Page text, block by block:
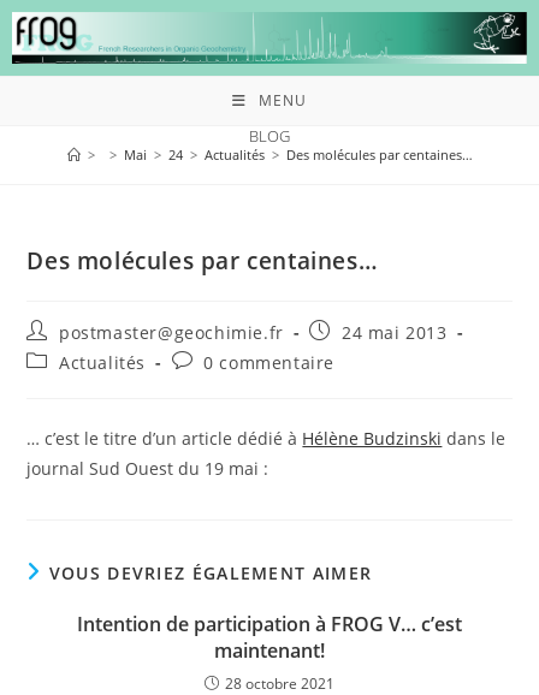
MENU
BLOG
> > Mai > 24 > Actualités > Des molécules par centaines…
Des molécules par centaines…
postmaster@geochimie.fr
24 mai 2013
Actualités
0 commentaire
… c’est le titre d’un article dédié à Hélène Budzinski dans le
journal Sud Ouest du 19 mai :
VOUS DEVRIEZ ÉGALEMENT AIMER
Intention de participation à FROG V… c’est
maintenant!
28 octobre 2021